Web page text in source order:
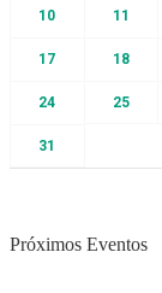
10 11
17 18
24 25
31
Próximos Eventos